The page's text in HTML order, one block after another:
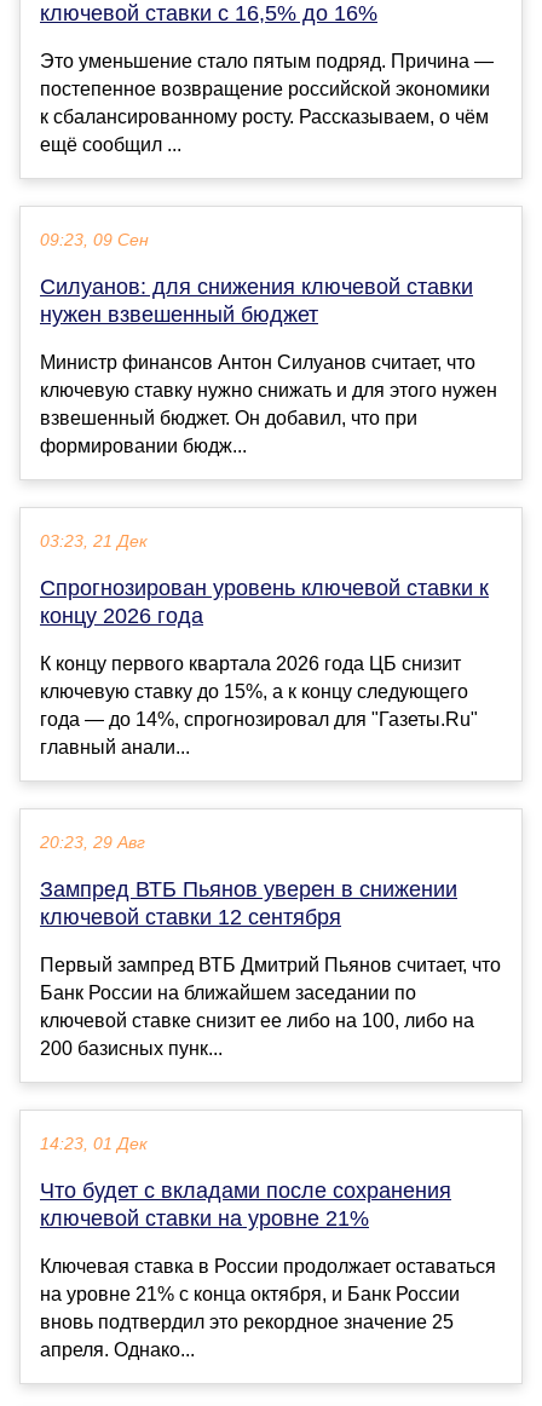
ключевой ставки с 16,5% до 16%
Это уменьшение стало пятым подряд. Причина —
постепенное возвращение российской экономики
к сбалансированному росту. Рассказываем, о чём
ещё сообщил ...
09:23, 09 Сен
Силуанов: для снижения ключевой ставки
нужен взвешенный бюджет
Министр финансов Антон Силуанов считает, что
ключевую ставку нужно снижать и для этого нужен
взвешенный бюджет. Он добавил, что при
формировании бюдж...
03:23, 21 Дек
Спрогнозирован уровень ключевой ставки к
концу 2026 года
К концу первого квартала 2026 года ЦБ снизит
ключевую ставку до 15%, а к концу следующего
года — до 14%, спрогнозировал для "Газеты.Ru"
главный анали...
20:23, 29 Авг
Зампред ВТБ Пьянов уверен в снижении
ключевой ставки 12 сентября
Первый зампред ВТБ Дмитрий Пьянов считает, что
Банк России на ближайшем заседании по
ключевой ставке снизит ее либо на 100, либо на
200 базисных пунк...
14:23, 01 Дек
Что будет с вкладами после сохранения
ключевой ставки на уровне 21%
Ключевая ставка в России продолжает оставаться
на уровне 21% с конца октября, и Банк России
вновь подтвердил это рекордное значение 25
апреля. Однако...